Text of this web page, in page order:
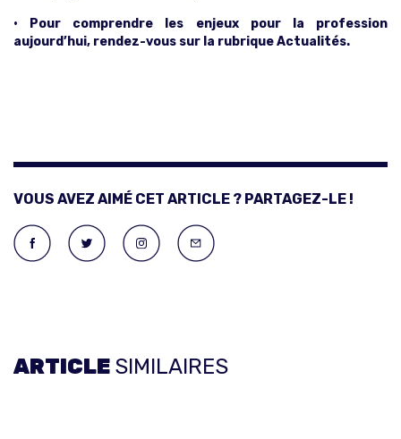
• Pour comprendre les enjeux pour la profession
aujourd’hui, rendez-vous sur la rubriqueActualités.
VOUS AVEZ AIMÉ CET ARTICLE ? PARTAGEZ-LE !
ARTICLE SIMILAIRES